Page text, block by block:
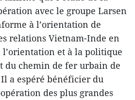
avec le groupe Larsen
à l’orientation de
relations Vietnam-Inde en
l’orientation et à la politique
du chemin de fer urbain de
a espéré bénéficier du
des plus grandes